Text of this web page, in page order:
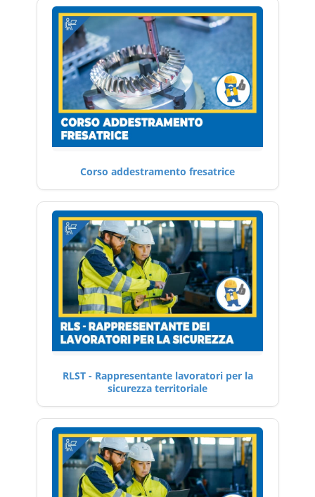
Corso addestramento fresatrice
RLST - Rappresentante lavoratori per la
sicurezza territoriale